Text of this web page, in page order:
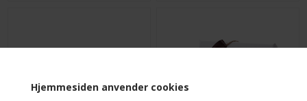
Hjemmesiden anvender cookies